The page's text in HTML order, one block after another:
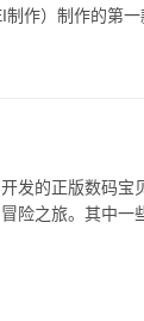
作）制作的第一
发的正版数码宝
险之旅。其中一